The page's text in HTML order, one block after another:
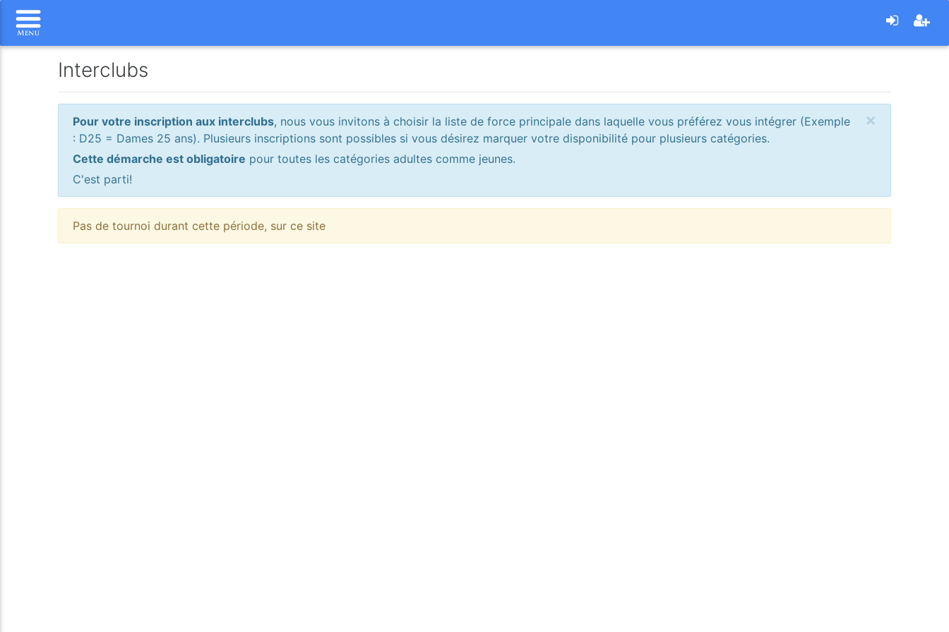
Interclubs
×
Pour votre inscription aux interclubs, nous vous invitons à choisir la liste de force principale dans laquelle vous préférez vous intégrer (Exemple
: D25 = Dames 25 ans). Plusieurs inscriptions sont possibles si vous désirez marquer votre disponibilité pour plusieurs catégories.
Cette démarche est obligatoire pour toutes les catégories adultes comme jeunes.
C'est parti!
Pas de tournoi durant cette période, sur ce site